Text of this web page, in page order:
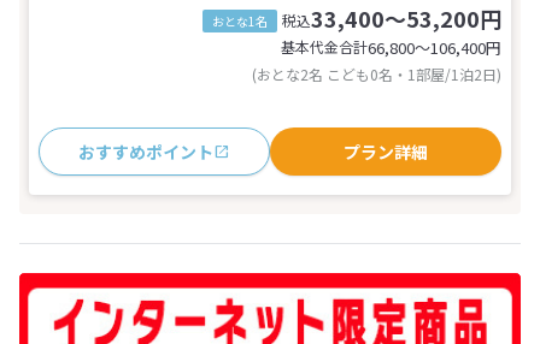
おとな1名 税込33,400～53,200円
基本代金合計66,800〜106,400円
(おとな2名 こども0名・1部屋/1泊2日)
おすすめポイント プラン詳細